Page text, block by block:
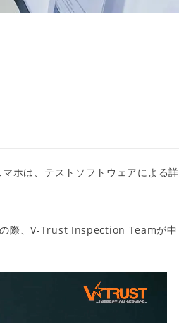
ホは、テストソフトウェアによる詳
際、V-Trust Inspection Teamが中